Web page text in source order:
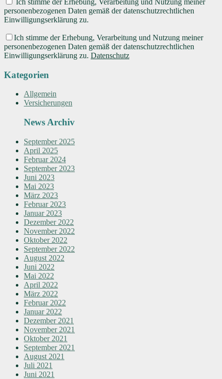
Ich stimme der Erhebung, Verarbeitung und Nutzung meiner
personenbezogenen Daten gemäß der datenschutzrechtlichen
Einwilligungserklärung zu.
Ich stimme der Erhebung, Verarbeitung und Nutzung meiner
personenbezogenen Daten gemäß der datenschutzrechtlichen
Einwilligungserklärung zu. Datenschutz
Kategorien
Allgemein
Versicherungen
News Archiv
September 2025
April 2025
Februar 2024
September 2023
Juni 2023
Mai 2023
März 2023
Februar 2023
Januar 2023
Dezember 2022
November 2022
Oktober 2022
September 2022
August 2022
Juni 2022
Mai 2022
April 2022
März 2022
Februar 2022
Januar 2022
Dezember 2021
November 2021
Oktober 2021
September 2021
August 2021
Juli 2021
Juni 2021